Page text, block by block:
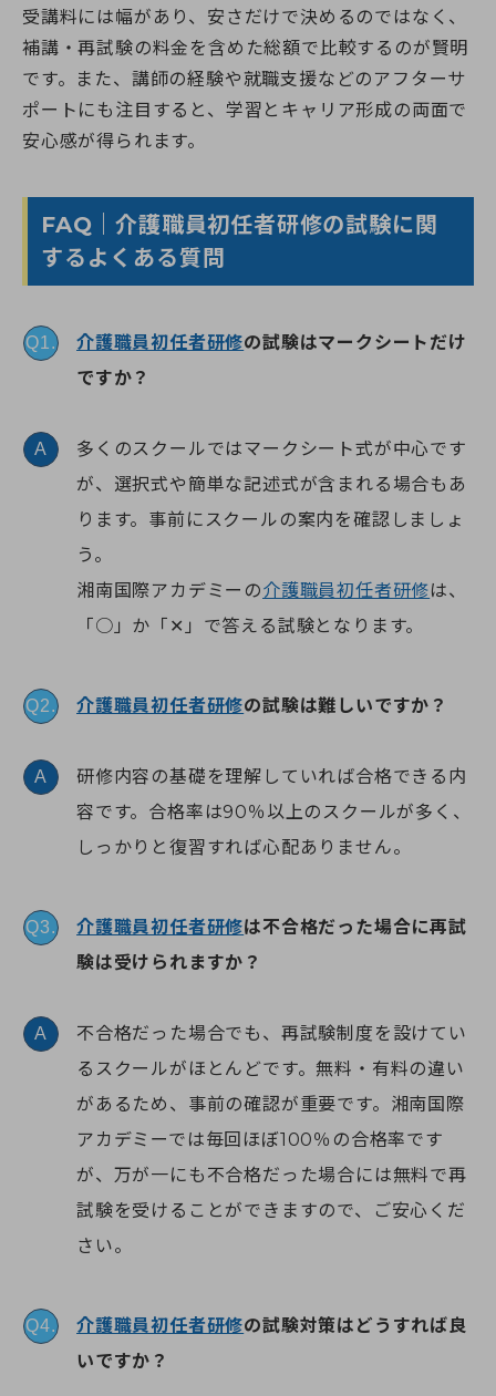
受講料には幅があり、安さだけで決めるのではなく、
補講・再試験の料金を含めた総額で比較するのが賢明
です。また、講師の経験や就職支援などのアフターサ
ポートにも注目すると、学習とキャリア形成の両面で
安心感が得られます。
FAQ｜介護職員初任者研修の試験に関
するよくある質問
Q1. 介護職員初任者研修の試験はマークシートだけ
ですか？
A
多くのスクールではマークシート式が中心です
が、選択式や簡単な記述式が含まれる場合もあ
ります。事前にスクールの案内を確認しましょ
う。
湘南国際アカデミーの介護職員初任者研修は、
「○」か「✕」で答える試験となります。
Q2. 介護職員初任者研修の試験は難しいですか？
A
研修内容の基礎を理解していれば合格できる内
容です。合格率は90％以上のスクールが多く、
しっかりと復習すれば心配ありません。
Q3. 介護職員初任者研修は不合格だった場合に再試
験は受けられますか？
A
不合格だった場合でも、再試験制度を設けてい
るスクールがほとんどです。無料・有料の違い
があるため、事前の確認が重要です。湘南国際
アカデミーでは毎回ほぼ100％の合格率です
が、万が一にも不合格だった場合には無料で再
試験を受けることができますので、ご安心くだ
さい。
Q4. 介護職員初任者研修の試験対策はどうすれば良
いですか？